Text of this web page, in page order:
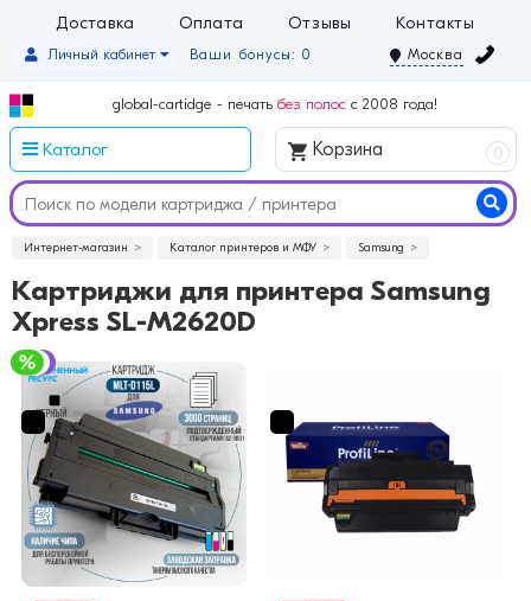
Доставка Оплата Отзывы Контакты
Ваши бонусы: 0
Личный кабинет Москва
global-cartidge - печать без полос с 2008 года!
Каталог Корзина 0
Интернет-магазин Каталог принтеров и МФУ Samsung
Картриджи для принтера Samsung
Xpress SL-M2620D